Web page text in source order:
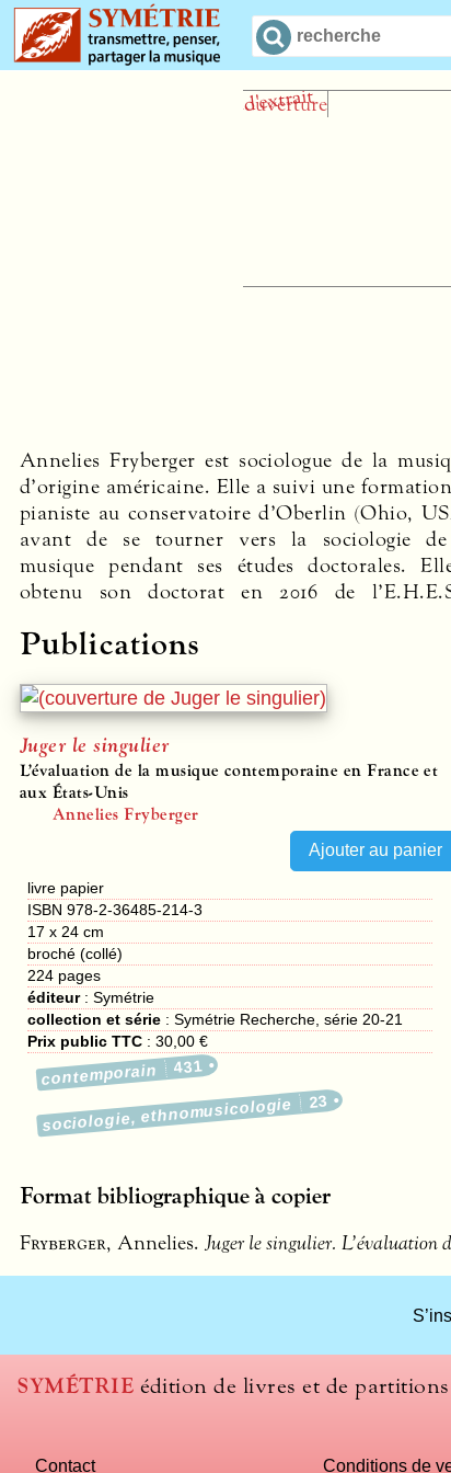
Annelies Fryberger est sociologue de la
d’origine américaine. Elle a suivi une
pianiste au conservatoire d’Oberlin (Ohio,
avant de se tourner vers la sociologie
musique pendant ses études doctorales.
obtenu son doctorat en 2016 de
Publications
Juger le singulier
L’évaluation de la musique contemporaine en France et
aux États-Unis
Annelies Fryberger
livre papier
ISBN 978-2-36485-214-3
17 x 24 cm
broché (collé)
224 pages
éditeur:Symétrie
collection et série : Symétrie Recherche, série 20-21
Prix public TTC :30,00 €
contemporain 431
sociologie, ethnomusicologie 23
Format bibliographique à copier
Fryberger, Annelies. Juger le singulier. L’évaluation
SYMÉTRIE édition de livres et de
Contact Conditions de